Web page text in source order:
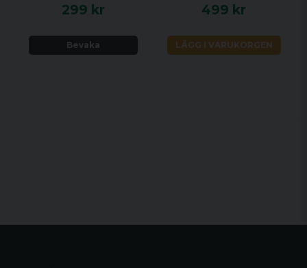
299 kr
Bevaka
499 kr
LÄGG I VARUKORGEN